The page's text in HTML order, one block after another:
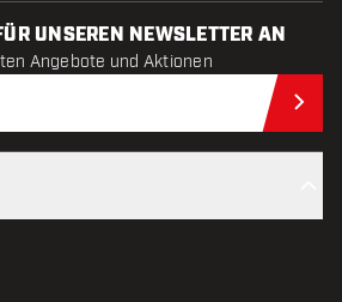
UNSEREN NEWSLETTER AN
Angebote und Aktionen